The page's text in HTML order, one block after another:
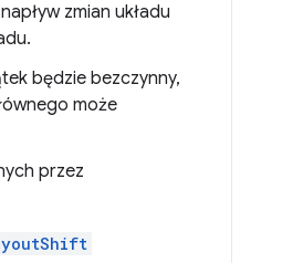
zmian układu
będzie bezczynny,
może
przez